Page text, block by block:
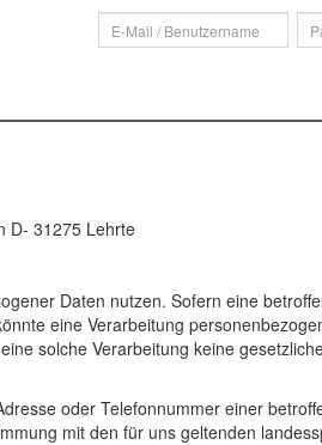
D- 31275 Lehrte
Daten nutzen. Sofern eine
eine Verarbeitung
solche Verarbeitung keine
oder Telefonnummer einer
mit den für uns geltenden